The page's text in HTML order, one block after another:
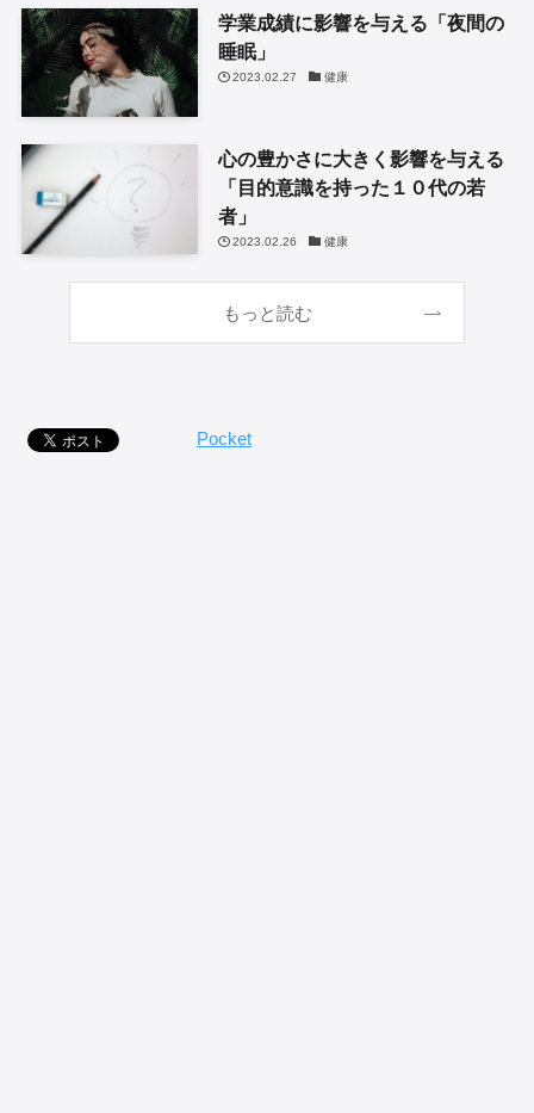
学業成績に影響を与える「夜間の
睡眠」
2023.02.27 健康
心の豊かさに大きく影響を与える
「目的意識を持った１０代の若
者」
2023.02.26 健康
もっと読む
Pocket